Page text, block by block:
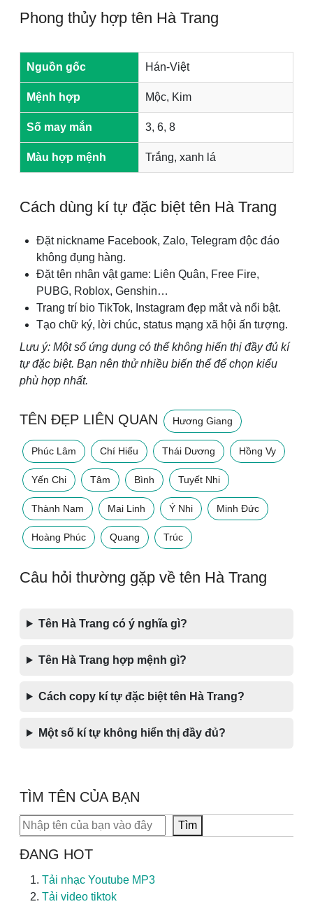
Phong thủy hợp tên Hà Trang
Nguồn gốc Hán-Việt
Mệnh hợp Mộc, Kim
Số may mắn 3, 6, 8
Màu hợp mệnh Trắng, xanh lá
Cách dùng kí tự đặc biệt tên Hà Trang
Đặt nickname Facebook, Zalo, Telegram độc đáo
không đụng hàng.
Đặt tên nhân vật game: Liên Quân, Free Fire,
PUBG, Roblox, Genshin…
Trang trí bio TikTok, Instagram đẹp mắt và nổi bật.
Tạo chữ ký, lời chúc, status mạng xã hội ấn tượng.
Lưu ý: Một số ứng dụng có thể không hiển thị đầy đủ kí
tự đặc biệt. Bạn nên thử nhiều biến thể để chọn kiểu
phù hợp nhất.
TÊN ĐẸP LIÊN QUAN Hương Giang
Phúc Lâm Chí Hiếu Thái Dương Hồng Vy
Yến Chi Tâm Bình Tuyết Nhi
Thành Nam Mai Linh Ý Nhi Minh Đức
Hoàng Phúc Quang Trúc
Câu hỏi thường gặp về tên Hà Trang
Tên Hà Trang có ý nghĩa gì?
Tên Hà Trang hợp mệnh gì?
Cách copy kí tự đặc biệt tên Hà Trang?
Một số kí tự không hiển thị đầy đủ?
TÌM TÊN CỦA BẠN
Tìm kiếm Tìm
ĐANG HOT
Tải nhạc Youtube MP3
Tải video tiktok